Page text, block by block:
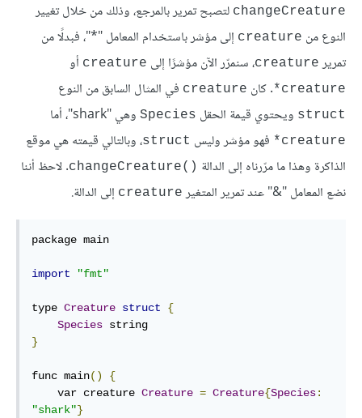
changeCreature لتصبح تمرير بالمرجع، وذلك من خلال تغيير
النوع من creature إلى مؤشر باستخدام المعامل "*"، فبدلًا من
تمرير creature، سنمرّر الآن مؤشرًا إلى creature أو
creature* . كان creature في المثال السابق من النوع
struct ويحتوي قيمة الحقل Species وهي "shark"، أما
creature* فهو مؤشر وليس struct، وبالتالي قيمته هي موقع
الذاكرة وهذا ما مرّرناه إلى الدالة ()changeCreature
. لاحظ أننا
نضع المعامل "&" عند تمرير المتغير creature إلى الدالة.
package main
import "fmt"
type Creature struct
{
Species
}
func main()
{
    var creature
Creature = Creature{Species:
"shark"}